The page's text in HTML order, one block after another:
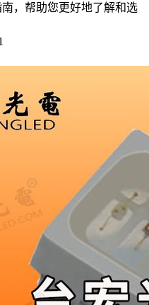
，帮助您更好地了解和选